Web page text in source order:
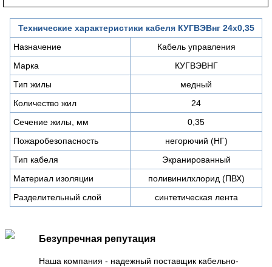
Технические характеристики кабеля КУГВЭВнг 24х0,35
Назначение
Кабель управления
Марка
КУГВЭВНГ
Тип жилы
медный
Количество жил
24
Сечение жилы, мм
0,35
Пожаробезопасность
негорючий (НГ)
Тип кабеля
Экранированный
Материал изоляции
поливинилхлорид (ПВХ)
Разделительный слой
синтетическая лента
Безупречная репутация
Наша компания - надежный поставщик кабельно-